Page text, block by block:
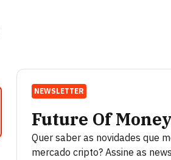
NEWSLETTER
Future Of Money
Quer saber as novidades que
mercado cripto? Assine as